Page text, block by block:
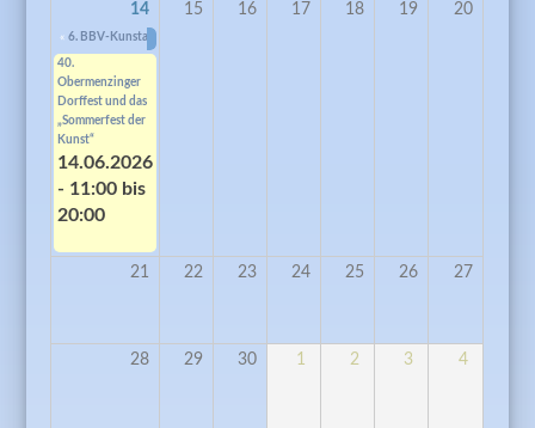
14 15 16 17 18 19 20
« 6. BBV-Kunstausstellung „Freunde“ mit dem Künstlerspektrum Pasing
40.
Obermenzinger
Dorffest und das
„Sommerfest der
Kunst“
14.06.2026
- 11:00 bis
20:00
21 22 23 24 25 26 27
28 29 30 1 2 3 4